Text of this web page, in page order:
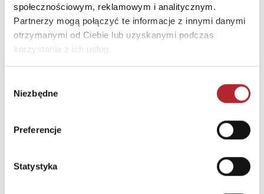
społecznościowym, reklamowym i analitycznym.
Partnerzy mogą połączyć te informacje z innymi danymi
otrzymanymi od Ciebie lub uzyskanymi podczas
korzystania z ich usług.
zgody
Niezbędne
Preferencje
Statystyka
Sug. cena det.